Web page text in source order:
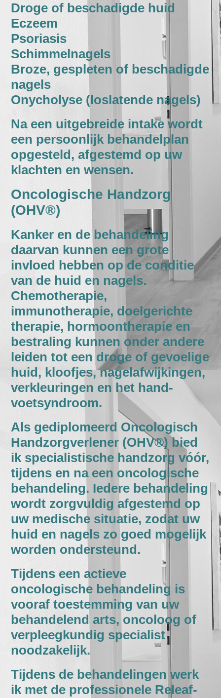
Droge of beschadigde huid
Eczeem
Psoriasis
Schimmelnagels
Broze, gespleten of beschadigde
nagels
Onycholyse (loslatende nagels)
Na een uitgebreide intake wordt
een persoonlijk behandelplan
opgesteld, afgestemd op uw
klachten en wensen.
Oncologische Handzorg
(OHV®)
Kanker en de behandeling
daarvan kunnen een grote
invloed hebben op de conditie
van de huid en nagels.
Chemotherapie,
immunotherapie, doelgerichte
therapie, hormoontherapie en
bestraling kunnen onder andere
leiden tot een droge of gevoelige
huid, kloofjes, nagelafwijkingen,
verkleuringen en het hand-
voetsyndroom.
Als gediplomeerd Oncologisch
Handzorgverlener (OHV®) bied
ik specialistische handzorg vóór,
tijdens en na een oncologische
behandeling. Iedere behandeling
wordt zorgvuldig afgestemd op
uw medische situatie, zodat uw
huid en nagels zo goed mogelijk
worden ondersteund.
Tijdens een actieve
oncologische behandeling is
vooraf toestemming van uw
behandelend arts, oncoloog of
verpleegkundig specialist
noodzakelijk.
Tijdens de behandelingen werk
ik met de professionele Releaf-